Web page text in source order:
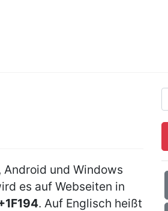
und Windows
es auf Webseiten in
. Auf Englisch heißt